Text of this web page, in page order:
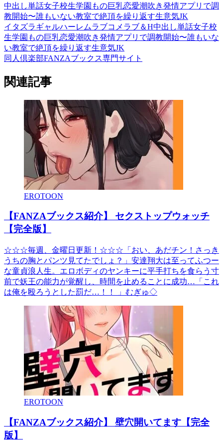
中出し単話女子校生学園もの巨乳恋愛潮吹き発情アプリで調
教開始〜誰もいない教室で絶頂を繰り返す生意気JK
イタズラギャルハーレムラブコメ ラブ＆H中出し単話女子校
生学園もの巨乳恋愛潮吹き発情アプリで調教開始〜誰もいな
い教室で絶頂を繰り返す生意気JK
同人倶楽部FANZAブックス専門サイト
関連記事
EROTOON
【FANZAブックス紹介】 セクストップウォッチ
【完全版】
☆☆☆毎週、金曜日更新！☆☆☆「おい、あだチン！さっき
うちの胸とパンツ見てたでしょ？」安達翔大は至ってふつー
な童貞浪人生。エロボディのヤンキーに平手打ちを食らう寸
前で妖王の能力が覚醒し、時間を止めることに成功…「これ
は俺を殴ろうとした罰だ…！！ 」むぎゅ◇
EROTOON
【FANZAブックス紹介】 壁穴開いてます【完全
版】